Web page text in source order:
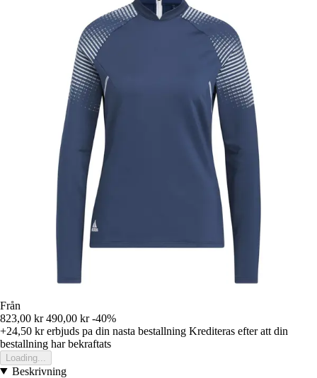
Från
823,00 kr 490,00 kr -40%
+24,50 krerbjuds pa din nasta bestallning Krediteras efter att din
bestallning har bekraftats
Loading...
Beskrivning